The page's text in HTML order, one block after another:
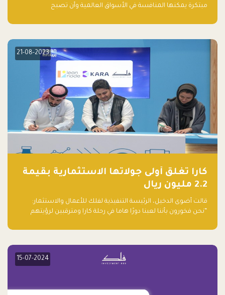
مبتكرة يمكنها المنافسة في الأسواق العالمية وأن تصبح
21-08-2023
كارا تغلق أولى جولاتها الاستثمارية بقيمة
2.2 مليون ريال
قالت أضوى الدخيل، الرئيسة التنفيذية لفلك للأعمال والاستثمار:
“نحن فخورون بأننا لعبنا دورًا هاما في رحلة كارا ومترقبين لرؤيتهم
جيدًا لكوكبنا فحسب، بل إنه جيد أيضًا للأعمال”.
15-07-2024